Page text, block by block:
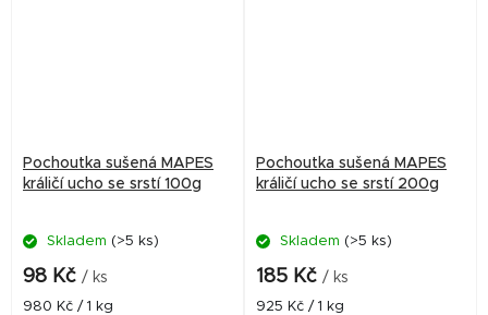
Pochoutka sušená MAPES
králičí ucho se srstí 100g
Skladem (>5 ks)
98 Kč / ks
Měrná
980 Kč / 1 kg
Pochoutka sušená MAPES
králičí ucho se srstí 200g
Skladem (>5 ks)
185 Kč / ks
Měrná
925 Kč / 1 kg